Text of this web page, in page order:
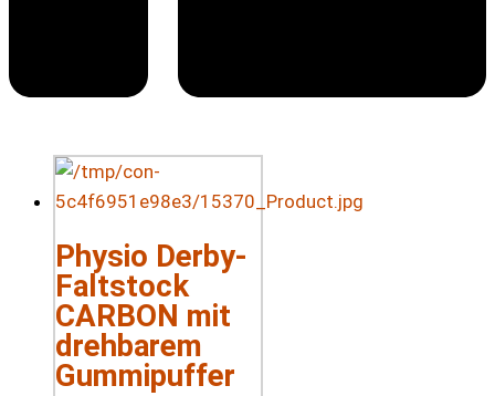
Physio Derby-
Faltstock
CARBON mit
drehbarem
Gummipuffer